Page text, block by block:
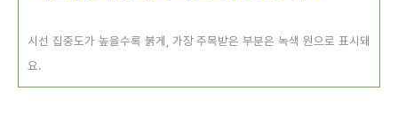
시선 집중도가 높을수록 붉게, 가장 주목받은 부분은 녹색 원으로 표시돼
요.